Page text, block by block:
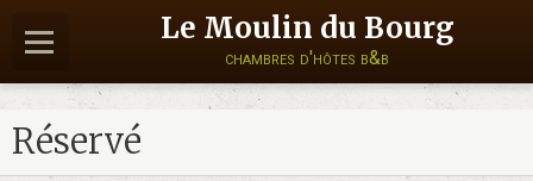
Le Moulin du Bourg
chambres d'hôtes b&b
Réservé